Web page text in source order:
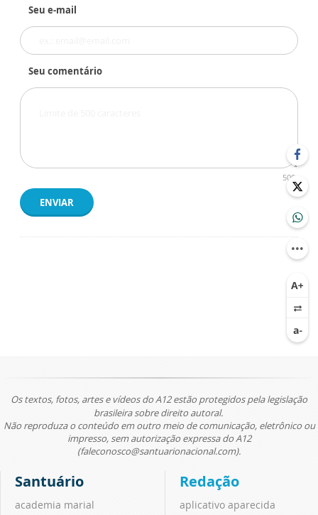
Seu e-mail
Seu comentário
500
ENVIAR
Os textos, fotos, artes e vídeos do A12 estão protegidos pela legislação
brasileira sobre direito autoral.
Não reproduza o conteúdo em outro meio de comunicação, eletrônico ou
impresso, sem autorização expressa do A12
(faleconosco@santuarionacional.com).
Santuário
academia marial
Redação
aplicativo aparecida